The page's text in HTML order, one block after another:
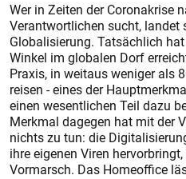
Wer in Zeiten der Coronakrise
Verantwortlichen sucht, landet
Globalisierung. Tatsächlich
Winkel im globalen Dorf
Praxis, in weitaus weniger als
reisen - eines der
einen wesentlichen Teil dazu
Merkmal dagegen hat mit der
nichts zu tun: die
ihre eigenen Viren
Vormarsch. Das Homeoffice